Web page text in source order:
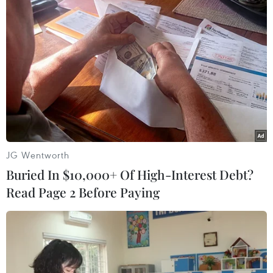
Theo dõi VietnamPlus
TIN LIÊN QUAN
JG Wentworth
Buried In $10,000+ Of High-Interest Debt?
Read Page 2 Before Paying